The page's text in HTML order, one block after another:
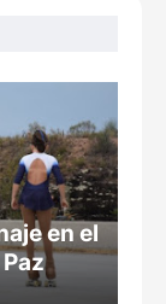
en el